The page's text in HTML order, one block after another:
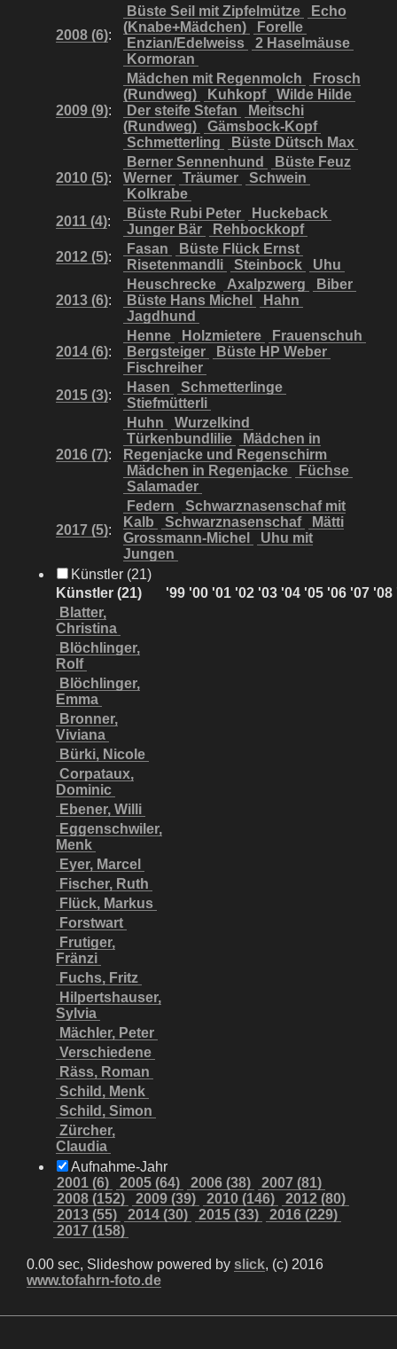
2008 (6):
Büste Seil mit Zipfelmütze
Echo
(Knabe+Mädchen)
Forelle
Enzian/Edelweiss
2 Haselmäuse
Kormoran
2009 (9):
Mädchen mit Regenmolch
Frosch
(Rundweg)
Kuhkopf
Wilde Hilde
Der steife Stefan
Meitschi
(Rundweg)
Gämsbock-Kopf
Schmetterling
Büste Dütsch Max
2010 (5):
Berner Sennenhund
Büste Feuz
Werner
Träumer
Schwein
Kolkrabe
2011 (4):
Büste Rubi Peter
Huckeback
Junger Bär
Rehbockkopf
2012 (5):
Fasan
Büste Flück Ernst
Risetenmandli
Steinbock Uhu
2013 (6):
Heuschrecke Axalpzwerg
Biber
Büste Hans Michel
Hahn
Jagdhund
2014 (6):
Henne Holzmietere
Frauenschuh
Bergsteiger
Büste HP Weber
Fischreiher
2015 (3):
Hasen
Schmetterlinge
Stiefmütterli
2016 (7):
Huhn
Wurzelkind
Türkenbundlilie
Mädchen in
Regenjacke und Regenschirm
Mädchen in Regenjacke
Füchse
Salamader
2017 (5):
Federn
Schwarznasenschaf mit
Kalb
Schwarznasenschaf
Mätti
Grossmann-Michel
Uhu mit
Jungen
Künstler (21)
Künstler (21)
'99 '00 '01 '02 '03 '04 '05 '06 '07 '08
Blatter,
Christina
Blöchlinger,
Rolf
Blöchlinger,
Emma
Bronner,
Viviana
Bürki, Nicole
Corpataux,
Dominic
Ebener, Willi
Eggenschwiler,
Menk
Eyer, Marcel
Fischer, Ruth
Flück, Markus
Forstwart
Frutiger,
Fränzi
Fuchs, Fritz
Hilpertshauser,
Sylvia
Mächler, Peter
Verschiedene
Räss, Roman
Schild, Menk
Schild, Simon
Zürcher,
Claudia
Aufnahme-Jahr
2001 (6)
2005 (64) 2006 (38)
2007 (81)
2008 (152)
2009 (39) 2010 (146)
2012 (80)
2013 (55)
2014 (30) 2015 (33)
2016 (229)
2017 (158)
0.00 sec, Slideshow powered by slick, (c) 2016
www.tofahrn-foto.de